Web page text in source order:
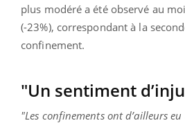
plus modéré a été observé au
(-23%), correspondant à la
confinement.
"Un sentiment
"Les confinements ont d’ailleurs